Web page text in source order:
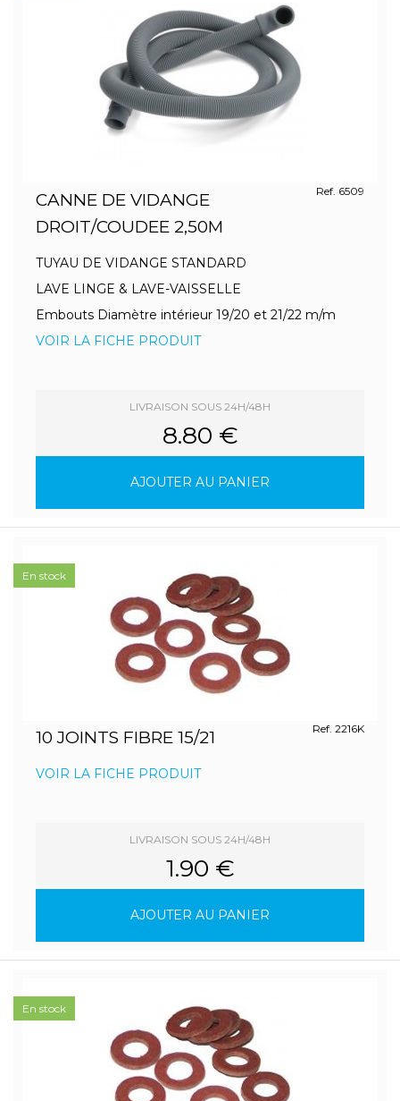
CANNE DE VIDANGE
DROIT/COUDEE 2,50M
Ref. 6509
TUYAU DE VIDANGE STANDARD
LAVE LINGE & LAVE-VAISSELLE
Embouts Diamètre intérieur 19/20 et 21/22 m/m
VOIR LA FICHE PRODUIT
LIVRAISON SOUS 24H/48H
8.80 €
AJOUTER AU PANIER
10 JOINTS FIBRE 15/21 Ref. 2216K
VOIR LA FICHE PRODUIT
LIVRAISON SOUS 24H/48H
1.90 €
AJOUTER AU PANIER
En stock
En stock